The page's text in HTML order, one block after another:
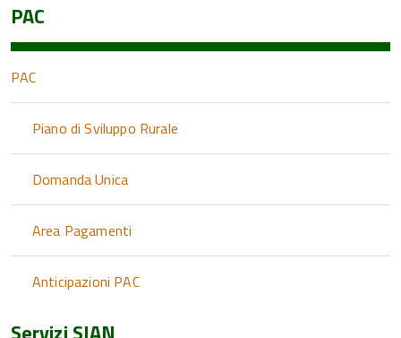
PAC
PAC
Piano di Sviluppo Rurale
Domanda Unica
Area Pagamenti
Anticipazioni PAC